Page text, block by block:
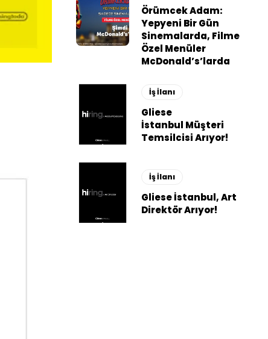
Örümcek Adam:
Yepyeni Bir Gün
Sinemalarda, Filme
Özel Menüler
McDonald’s’larda
İş İlanı
Gliese
İstanbul Müşteri
Temsilcisi Arıyor!
İş İlanı
Gliese İstanbul, Art
Direktör Arıyor!